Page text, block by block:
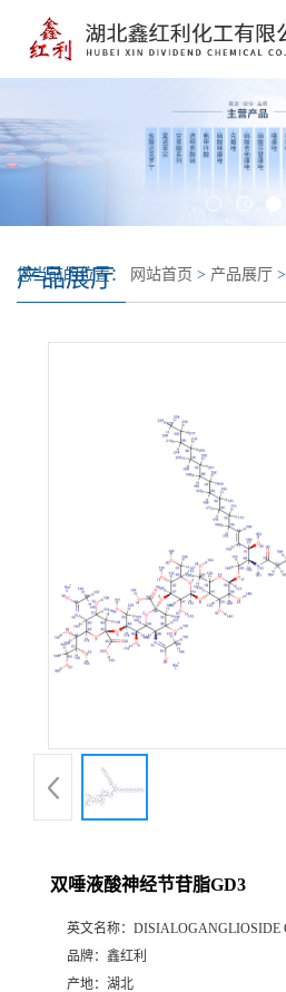
产品展厅
您当前的位置： 网站首页 > 产品展厅 >
双唾液酸神经节苷脂GD3
英文名称： DISIALOGANGLIOSIDE
品牌： 鑫红利
产地： 湖北